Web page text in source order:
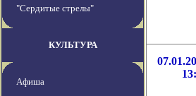
"Сердитые стрелы"
КУЛЬТУРА
Афиша